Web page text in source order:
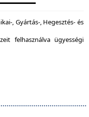
, Gyártás-, Hegesztés- és
felhasználva ügyességi